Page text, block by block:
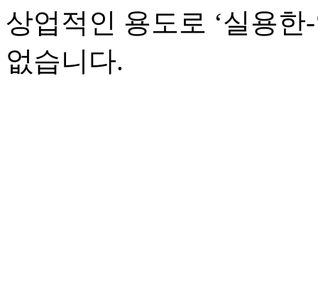
상업적인 용도로 ‘실용
없습니다.